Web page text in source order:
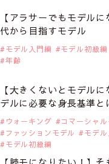
【アラサーでもモデル
代から目指すモデル
モデル入門編 モデル初級編
年齢
【大きくないとモデル
デルに必要な身長基準と
ウォーキング
コマーシャル
ファッションモデル
モデ
モデル初級編